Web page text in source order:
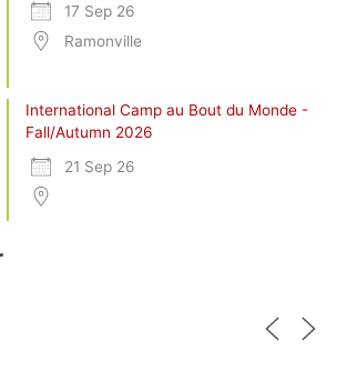
17 Sep 26
Ramonville
International Camp au Bout du Monde -
Fall/Autumn 2026
21 Sep 26